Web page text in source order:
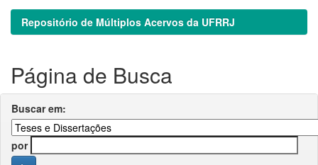
Repositório de Múltiplos Acervos da UFRRJ
Página de Busca
Buscar em:
por